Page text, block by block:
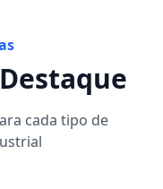
cada tipo de